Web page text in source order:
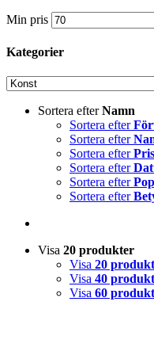
Min pris
Kategorier
Sortera efterNamn
Sortera efter
Sortera efter
Sortera efterPris
Sortera efter
Sortera efter
Sortera efter
Visa 20 produkter
Visa 20
Visa 40
Visa 60